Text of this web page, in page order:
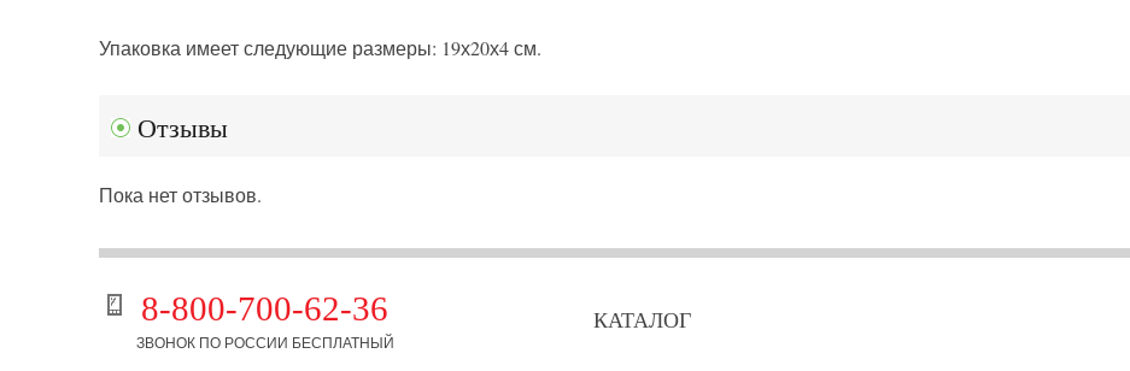
Упаковка имеет следующие размеры: 19х20х4 см.
Отзывы
Пока нет отзывов.
8-800-700-62-36
ЗВОНОК ПО РОССИИ БЕСПЛАТНЫЙ
КАТАЛОГ